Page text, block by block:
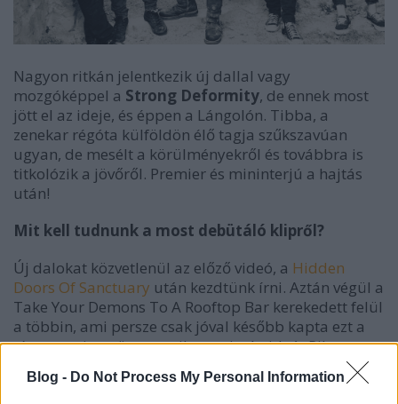
Blog - Do Not Process My Personal Information
Nagyon ritkán jelentkezik új dallal vagy
mozgóképpel a Strong Deformity, de ennek most
jött el az ideje, és éppen a Lángolón. Tibba, a
zenekar régóta külföldön élő tagja szűkszavúan
ugyan, de mesélt a körülményekről és továbbra is
titkolózik a jövőről. Premier és mininterjú a hajtás
után!
Mit kell tudnunk a most debütáló klipről?
Új dalokat közvetlenül az előző videó, a Hidden
Doors Of Sanctuary után kezdtünk írni. Aztán végül a
Take Your Demons To A Rooftop Bar kerekedett felül
a többin, ami persze csak jóval később kapta ezt a
címet, ami a szöveg egyik sora is. A videót Riba
Mario rendező/operatőr vezényletével, valamint
Pelle Pál operatőr segitségével forgattuk, aki egyben